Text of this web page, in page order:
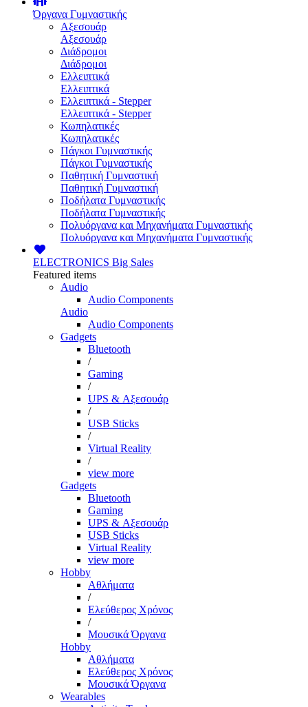
Όργανα Γυμναστικής
Αξεσουάρ
Αξεσουάρ
Διάδρομοι
Διάδρομοι
Ελλειπτικά
Ελλειπτικά
Ελλειπτικά - Stepper
Ελλειπτικά - Stepper
Κωπηλατικές
Κωπηλατικές
Πάγκοι Γυμναστικής
Πάγκοι Γυμναστικής
Παθητική Γυμναστική
Παθητική Γυμναστική
Ποδήλατα Γυμναστικής
Ποδήλατα Γυμναστικής
Πολυόργανα και Μηχανήματα Γυμναστικής
Πολυόργανα και Μηχανήματα Γυμναστικής
ELECTRONICS Big Sales
Featured items
Audio
Audio Components
Audio
Audio Components
Gadgets
Bluetooth
/
Gaming
/
UPS & Αξεσουάρ
/
USB Sticks
/
Virtual Reality
/
view more
Gadgets
Bluetooth
Gaming
UPS & Αξεσουάρ
USB Sticks
Virtual Reality
view more
Hobby
Αθλήματα
/
Ελεύθερος Χρόνος
/
Μουσικά Όργανα
Hobby
Αθλήματα
Ελεύθερος Χρόνος
Μουσικά Όργανα
Wearables